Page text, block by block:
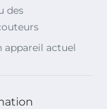
des
appareil actuel